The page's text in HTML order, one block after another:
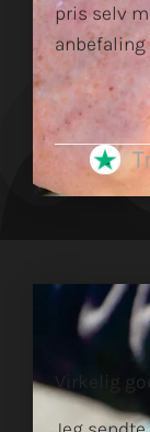
pris selv
anbefaling
Virkelig